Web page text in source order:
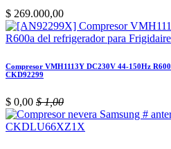
$ 269.000,00
Compresor VMH1113Y DC230V 44-150Hz
CKD92299
$ 0,00 $1,00